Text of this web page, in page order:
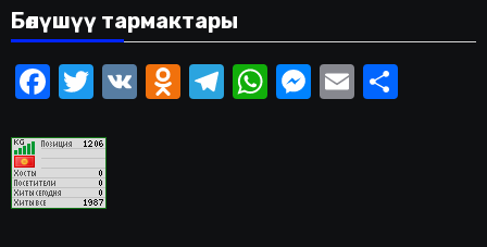
Бөлүшүү тармактары
Facebook
Twitter
VKOdnoklassniki
Telegram
WhatsApp
Messenger
EmailShare